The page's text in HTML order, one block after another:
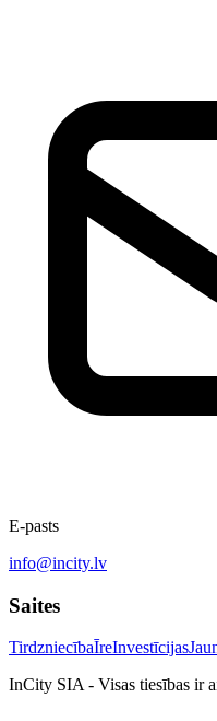
E-pasts
info@incity.lv
Saites
TirdzniecībaĪreInvestīcijas
InCity SIA - Visas tiesības ir